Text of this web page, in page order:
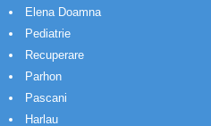
Elena Doamna
Pediatrie
Recuperare
Parhon
Pascani
Harlau